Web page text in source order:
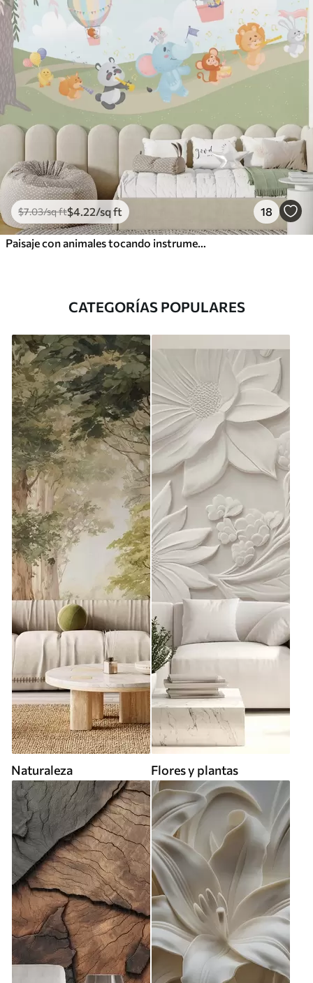
$7.03/sq ft$4.22/sq ft 18
Paisaje con animales tocando instrumentos musicales
CATEGORÍAS POPULARES
Naturaleza Flores y plantas